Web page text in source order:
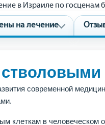
в Израиле по
на лечение
современной
клеткам в человеческом